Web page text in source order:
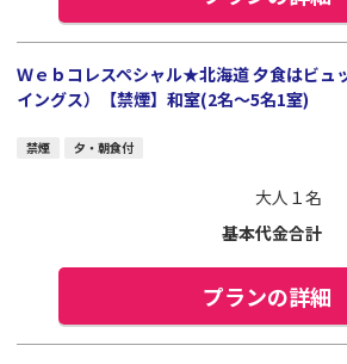
Ｗｅｂコレスペシャル★北海道 夕食はビュ
イングス）【禁煙】和室(2名～5名1室)
禁煙 夕・朝食付
大人１名
基本代金合計
プランの詳細